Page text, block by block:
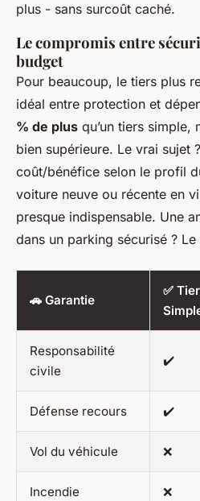
plus - sans surcoût caché.
Le compromis entre
budget
Pour beaucoup, le tiers plus
idéal entre protection et
% de plus qu’un tiers simple,
bien supérieure. Le vrai sujet
coût/bénéfice selon le profil
voiture neuve ou récente en
presque indispensable. Une
dans un parking sécurisé ?
🚗 Garantie
✅
Responsabilité
civile
✔️
Défense recours ✔️
Vol du véhicule ❌
Incendie ❌